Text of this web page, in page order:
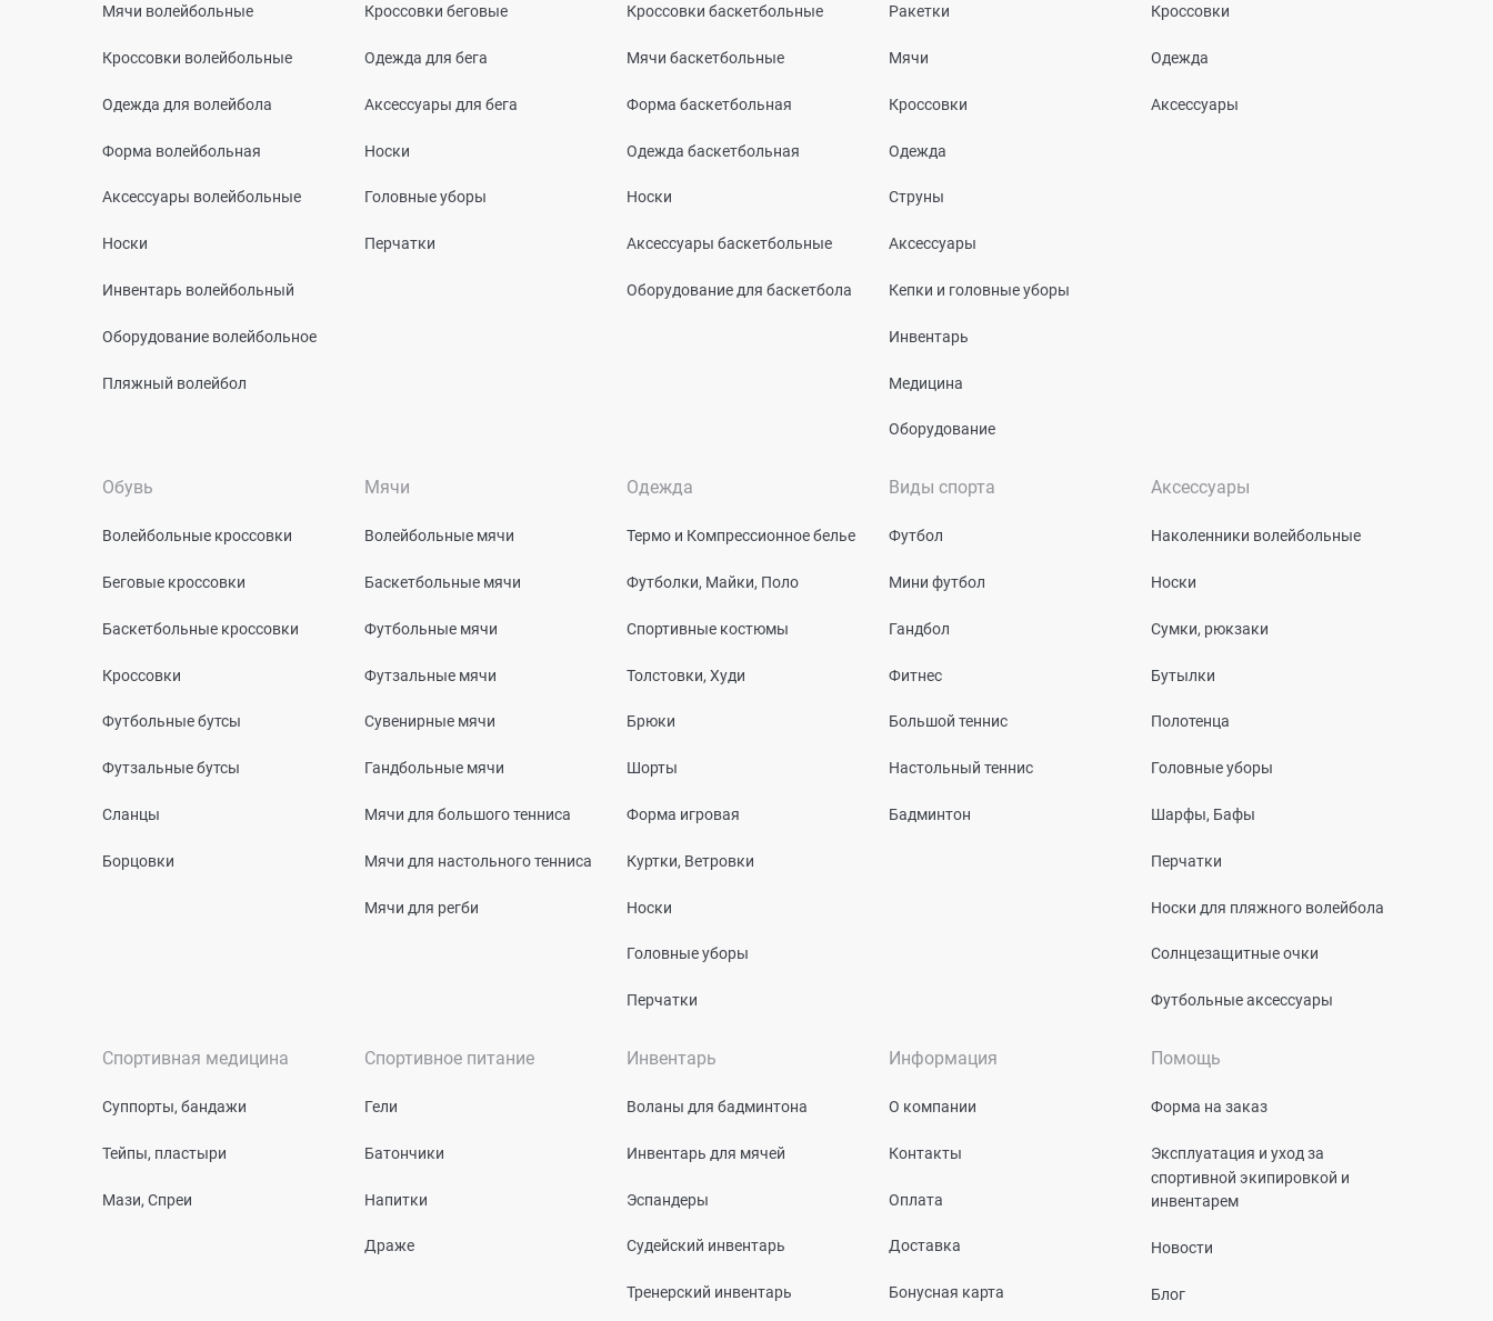
Мячи волейбольные
Кроссовки волейбольные
Одежда для волейбола
Форма волейбольная
Аксессуары волейбольные
Носки
Инвентарь волейбольный
Оборудование волейбольное
Пляжный волейбол
Кроссовки беговые
Одежда для бега
Аксессуары для бега
Носки
Головные уборы
Перчатки
Кроссовки баскетбольные
Мячи баскетбольные
Форма баскетбольная
Одежда баскетбольная
Носки
Аксессуары баскетбольные
Оборудование для баскетбола
Ракетки
Мячи
Кроссовки
Одежда
Струны
Аксессуары
Кепки и головные уборы
Инвентарь
Медицина
Оборудование
Кроссовки
Одежда
Аксессуары
Обувь
Волейбольные кроссовки
Беговые кроссовки
Баскетбольные кроссовки
Кроссовки
Футбольные бутсы
Футзальные бутсы
Сланцы
Борцовки
Мячи
Волейбольные мячи
Баскетбольные мячи
Футбольные мячи
Футзальные мячи
Сувенирные мячи
Гандбольные мячи
Мячи для большого тенниса
Мячи для настольного тенниса
Мячи для регби
Одежда
Термо и Компрессионное белье
Футболки, Майки, Поло
Спортивные костюмы
Толстовки, Худи
Брюки
Шорты
Форма игровая
Куртки, Ветровки
Носки
Головные уборы
Перчатки
Виды спорта
Футбол
Мини футбол
Гандбол
Фитнес
Большой теннис
Настольный теннис
Бадминтон
Аксессуары
Наколенники волейбольные
Носки
Сумки, рюкзаки
Бутылки
Полотенца
Головные уборы
Шарфы, Бафы
Перчатки
Носки для пляжного волейбола
Солнцезащитные очки
Футбольные аксессуары
Спортивная медицина
Суппорты, бандажи
Тейпы, пластыри
Мази, Спреи
Спортивное питание
Гели
Батончики
Напитки
Драже
Инвентарь
Воланы для бадминтона
Инвентарь для мячей
Эспандеры
Судейский инвентарь
Тренерский инвентарь
Информация
О компании
Контакты
Оплата
Доставка
Бонусная карта
Помощь
Форма на заказ
Эксплуатация и уход за
спортивной экипировкой и
инвентарем
Новости
Блог